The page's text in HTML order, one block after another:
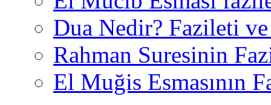
Dua Nedir? Fazileti
Rahman Suresinin
El Muğis Esmasının